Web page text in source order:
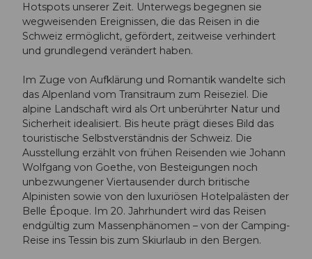
Hotspots unserer Zeit. Unterwegs begegnen sie
wegweisenden Ereignissen, die das Reisen in die
Schweiz ermöglicht, gefördert, zeitweise verhindert
und grundlegend verändert haben.
Im Zuge von Aufklärung und Romantik wandelte sich
das Alpenland vom Transitraum zum Reiseziel. Die
alpine Landschaft wird als Ort unberührter Natur und
Sicherheit idealisiert. Bis heute prägt dieses Bild das
touristische Selbstverständnis der Schweiz. Die
Ausstellung erzählt von frühen Reisenden wie Johann
Wolfgang von Goethe, von Besteigungen noch
unbezwungener Viertausender durch britische
Alpinisten sowie von den luxuriösen Hotelpalästen der
Belle Époque. Im 20. Jahrhundert wird das Reisen
endgültig zum Massenphänomen – von der Camping-
Reise ins Tessin bis zum Skiurlaub in den Bergen.